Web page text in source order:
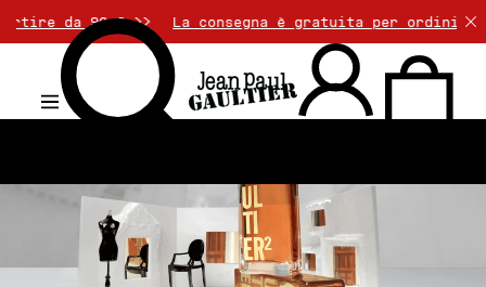
>> La consegna è gratuita per ordini superiori a